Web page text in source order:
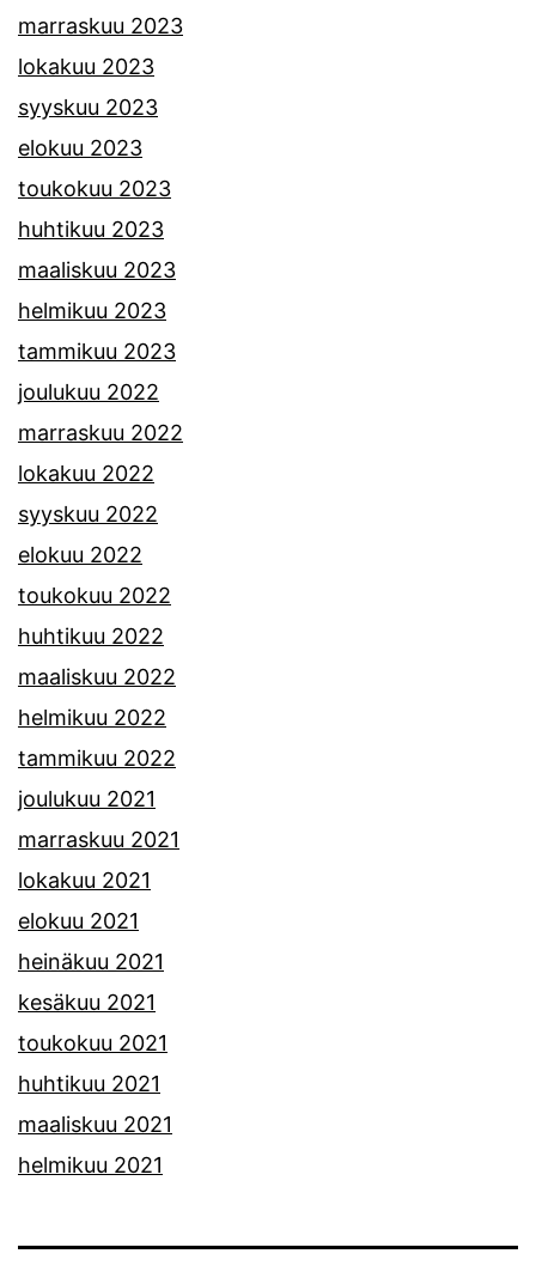
marraskuu 2023
lokakuu 2023
syyskuu 2023
elokuu 2023
toukokuu 2023
huhtikuu 2023
maaliskuu 2023
helmikuu 2023
tammikuu 2023
joulukuu 2022
marraskuu 2022
lokakuu 2022
syyskuu 2022
elokuu 2022
toukokuu 2022
huhtikuu 2022
maaliskuu 2022
helmikuu 2022
tammikuu 2022
joulukuu 2021
marraskuu 2021
lokakuu 2021
elokuu 2021
heinäkuu 2021
kesäkuu 2021
toukokuu 2021
huhtikuu 2021
maaliskuu 2021
helmikuu 2021